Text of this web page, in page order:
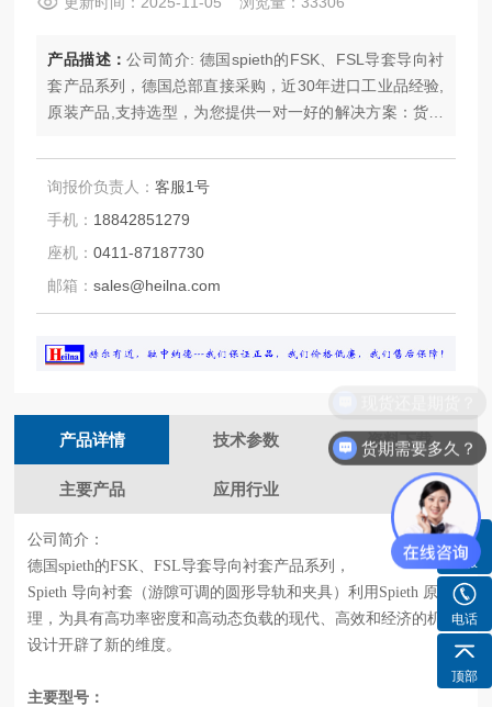
产品描述：公司简介: 德国spieth的FSK、FSL导套导向衬
套产品系列，德国总部直接采购，近30年进口工业品经验,
原装产品,支持选型，为您提供一对一好的解决方案：货期
务。
询报价负责人：客服1号
手机： 18842851279
座机：0411-87187730
邮箱：sales@heilna.com
产品详情 技术参数 资料下载
主要产品 应用行业
公司简介：
德国spieth的FSK、FSL导套导向衬套产品系列，
Spieth 导向衬套（游隙可调的圆形导轨和夹具）利用Spieth 原
理，为具有高功率密度和高动态负载的现代、高效和经济的机器
设计开辟了新的维度。
主要型号：
客服
电话
顶部
货期需要多久？